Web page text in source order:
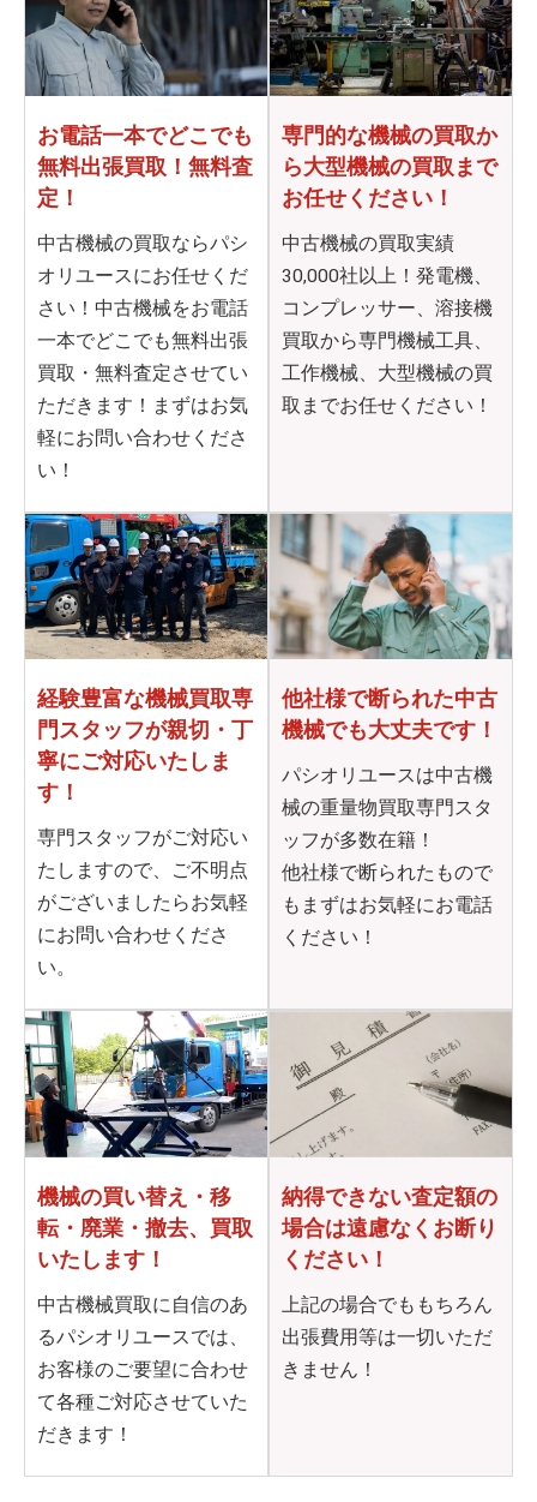
お電話一本でどこでも
無料出張買取！無料査
定！
中古機械の買取ならパシ
オリユースにお任せくだ
さい！中古機械をお電話
一本でどこでも無料出張
買取・無料査定させてい
ただきます！まずはお気
軽にお問い合わせくださ
い！
専門的な機械の買取か
ら大型機械の買取まで
お任せください！
中古機械の買取実績
30,000社以上！発電機、
コンプレッサー、溶接機
買取から専門機械工具、
工作機械、大型機械の買
取までお任せください！
経験豊富な機械買取専
門 スタッフが親切・丁
寧にご対応いたしま
す！
専門スタッフがご対応い
たしますので、ご不明点
がございましたらお気軽
にお問い合わせくださ
い。
他社様で断られた中古
機械でも大丈夫です！
パシオリユースは中古機
械の重量物買取専門スタ
ッフが多数在籍！
他社様で断られたもので
もまずはお気軽にお電話
ください！
機械の買い替え・移
転・ 廃業・撤去、買取
いたします！
中古機械買取に自信のあ
るパシオリユースでは、
お客様のご要望に合わせ
て各種ご対応させていた
だきます！
納得できない査定額の
場合は遠慮なくお断り
ください！
上記の場合でももちろん
出張費用等は一切いただ
きません！